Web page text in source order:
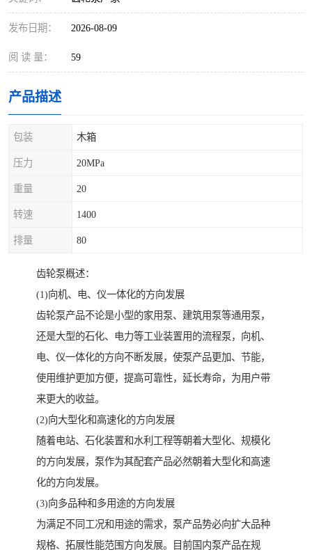
发布日期： 2026-08-09
阅 读 量： 59
产品描述
包装 木箱
压力 20MPa
重量 20
转速 1400
排量 80
齿轮泵概述：
(1)向机、电、仪一体化的方向发展
齿轮泵产品不论是小型的家用泵、建筑用泵等通用泵，
还是大型的石化、电力等工业装置用的流程泵，向机、
电、仪一体化的方向不断发展，使泵产品更加、节能，
使用维护更加方便，提高可靠性，延长寿命，为用户带
来更大的收益。
(2)向大型化和高速化的方向发展
随着电站、石化装置和水利工程等朝着大型化、规模化
的方向发展，泵作为其配套产品必然朝着大型化和高速
化的方向发展。
(3)向多品种和多用途的方向发展
为满足不同工况和用途的需求，泵产品势必向扩大品种
规格、拓展性能范围方向发展。目前国内泵产品在规